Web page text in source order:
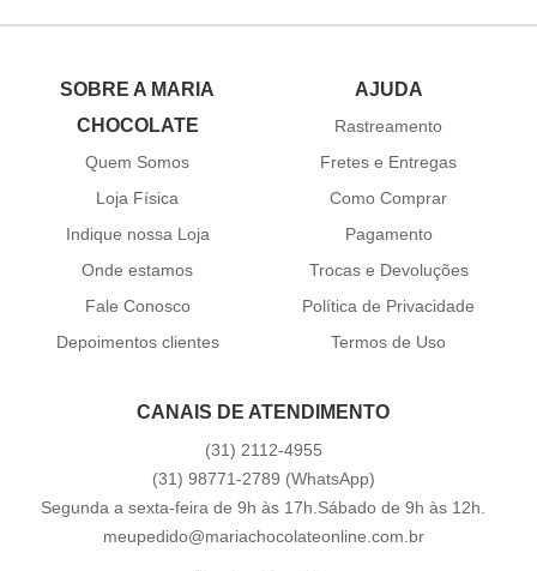
SOBRE A MARIA
CHOCOLATE
Quem Somos
Loja Física
Indique nossa Loja
Onde estamos
Fale Conosco
Depoimentos clientes
AJUDA
Rastreamento
Fretes e Entregas
Como Comprar
Pagamento
Trocas e Devoluções
Política de Privacidade
Termos de Uso
CANAIS DE ATENDIMENTO
(31) 2112-4955
(31) 98771-2789 (WhatsApp)
Segunda a sexta-feira de 9h às 17h.Sábado de 9h às 12h.
meupedido@mariachocolateonline.com.br